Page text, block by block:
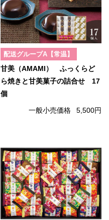
配送グループA【常温】
甘美（AMAMI） ふっくらど
ら焼きと甘美菓子の詰合せ 17
個
一般小売価格 5,500円